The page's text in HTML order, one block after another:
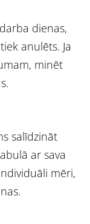
dienas,
anulēts. Ja
minēt
salīdzināt
ar sava
mēri,